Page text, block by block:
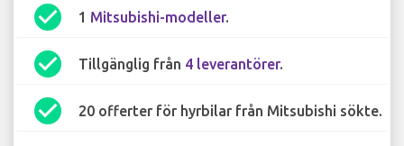
check_circle 1 Mitsubishi-modeller.
check_circle Tillgänglig från 4 leverantörer.
check_circle 20 offerter för hyrbilar från Mitsubishi sökte.